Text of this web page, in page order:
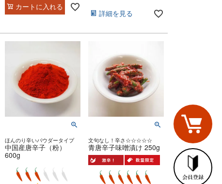
カートに入れる
詳細を見る
ほんのり辛いパウダータイプ
中国産唐辛子（粉）
600g
文句なし！辛さ☆☆☆☆☆
青唐辛子味噌漬け 250g